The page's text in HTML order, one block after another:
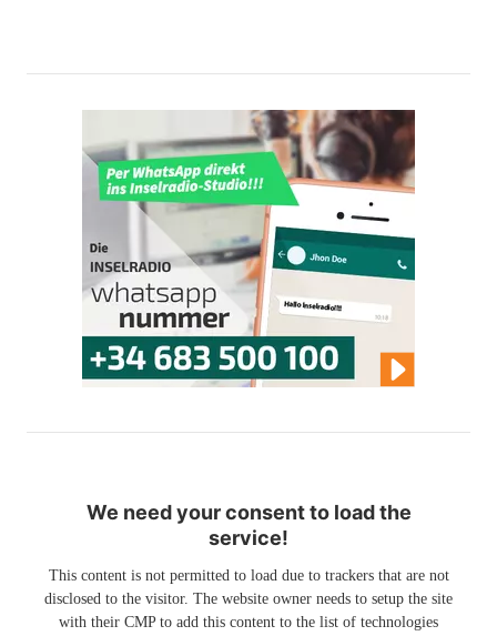
We need your consent to load the
service!
This content is not permitted to load due to trackers that are not
disclosed to the visitor. The website owner needs to setup the site
with their CMP to add this content to the list of technologies